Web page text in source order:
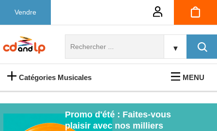
Vendre
▼
Catégories Musicales MENU
Promo d'été : Faites-vous
plaisir avec nos milliers